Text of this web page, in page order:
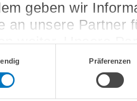
geben wir
an unsere Partner
weiter. Unsere
mit
haben oder
gesammelt haben.
Präferenzen